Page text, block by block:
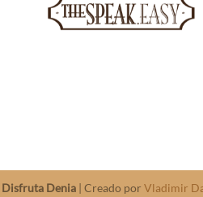
Disfruta Denia | Creado por Vladimir